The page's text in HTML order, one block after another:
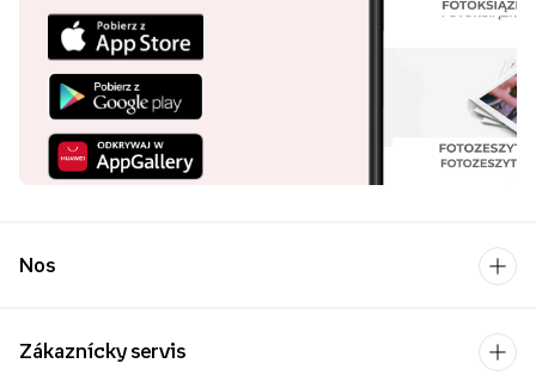
Nos
Zákaznícky servis